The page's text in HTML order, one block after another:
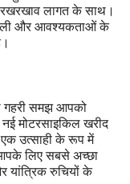
रखरखाव लागत के साथ।
और आवश्यकताओं के
गहरी समझ आपको
मोटरसाइकिल खरीद
उत्साही के रूप में
लिए सबसे अच्छा
यांत्रिक रुचियों के